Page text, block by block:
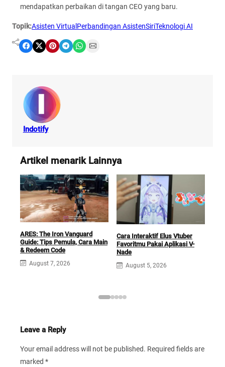
mendapatkan perbaikan di tangan CEO yang baru.
Topik:Asisten Virtual Perbandingan AsistenSiriTeknologi AI
Share on Facebook Share on X Share on Pinterest Share on Telegram Share on WhatsApp Share on Email
Indotify
Artikel menarik Lainnya
ARES: The Iron Vanguard
Guide: Tips Pemula, Cara Main
& Redeem Code
August 7, 2026
Cara Interaktif Elus Vtuber
Favoritmu Pakai Aplikasi V-
Nade
August 5, 2026
Leave a Reply
Your email address will not be published. Required fields are
marked *